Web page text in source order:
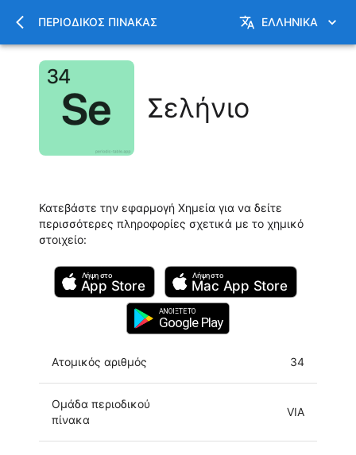
ΠΕΡΙΟΔΙΚΌΣ ΠΊΝΑΚΑΣ ΕΛΛΗΝΙΚΆ
Σελήνιο
Κατεβάστε την εφαρμογή Χημεία για να δείτε
περισσότερες πληροφορίες σχετικά με το χημικό
στοιχείο:
Λήψη στο
App Store
Λήψη στο
Mac App Store
ΑΝΟΙΞΤΕ ΤΟ
Google Play
Ατομικός αριθμός 34
Ομάδα περιοδικού
πίνακα
VIA